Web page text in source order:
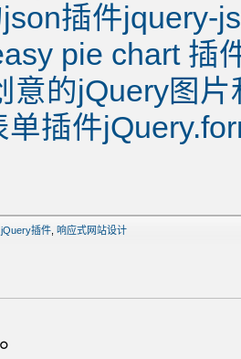
插件jquery-
pie chart 插
意的jQuery图
单插件
jQuery插件 响应式网站设计